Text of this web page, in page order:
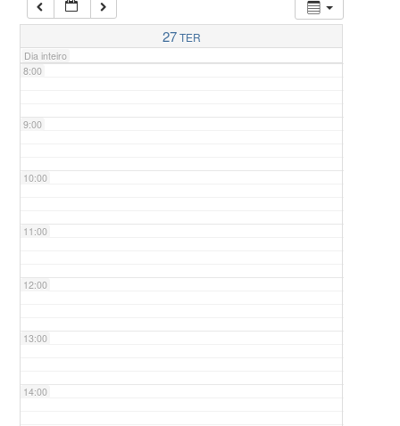
27TER
Dia inteiro
7:00
8:00
9:00
10:00
11:00
12:00
13:00
14:00